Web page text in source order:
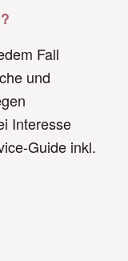
Fall
und
Interesse
Guide inkl.